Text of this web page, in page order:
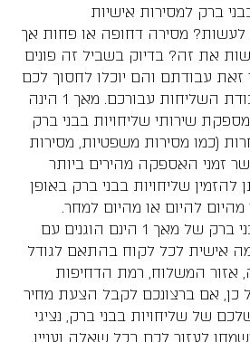
ברק למסירות אישיות
לעשות? מסירה דחופה או פחות אך
את זה? בדיוק בשביל זה פונים
עבודתם והם יוכלו לחסוך לכם
בזמן ולעשות את עבודת השליחות עבורכם. מאך 1 הינה
שירותי שליחויות בבני ברק
(כמו מסירות משפטיות, מסירות
זמני האספקה מהירים ביותר
להזמין שליחויות בבני ברק באופן
להיום או מהיום למחר.
מחירי שליחויות בבני ברק של מאך 1 הינם הוגנים עם
אישית לכל לקוח בהתאם לגודל
אזור המשלוח, רמת הדחיפות
על כן, אם ברצונכם לקבל הצעת מחיר
של שליחויות בבני ברק, נציגי
וישמחו לעזור לכם בכל שאלה ועניין.